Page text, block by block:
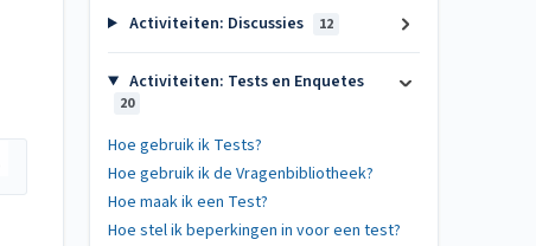
Activiteiten: Discussies 12
Activiteiten: Tests en Enquetes
20
Hoe gebruik ik Tests?
Hoe gebruik ik de Vragenbibliotheek?
Hoe maak ik een Test?
Hoe stel ik beperkingen in voor een test?